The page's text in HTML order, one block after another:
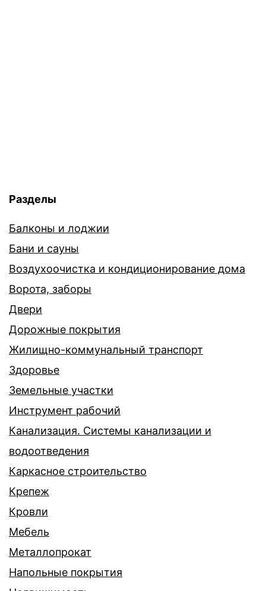
Разделы
Балконы и лоджии
Бани и сауны
Воздухоочистка и кондиционирование дома
Ворота, заборы
Двери
Дорожные покрытия
Жилищно-коммунальный транспорт
Здоровье
Земельные участки
Инструмент рабочий
Канализация. Системы канализации и
водоотведения
Каркасное строительство
Крепеж
Кровли
Мебель
Металлопрокат
Напольные покрытия